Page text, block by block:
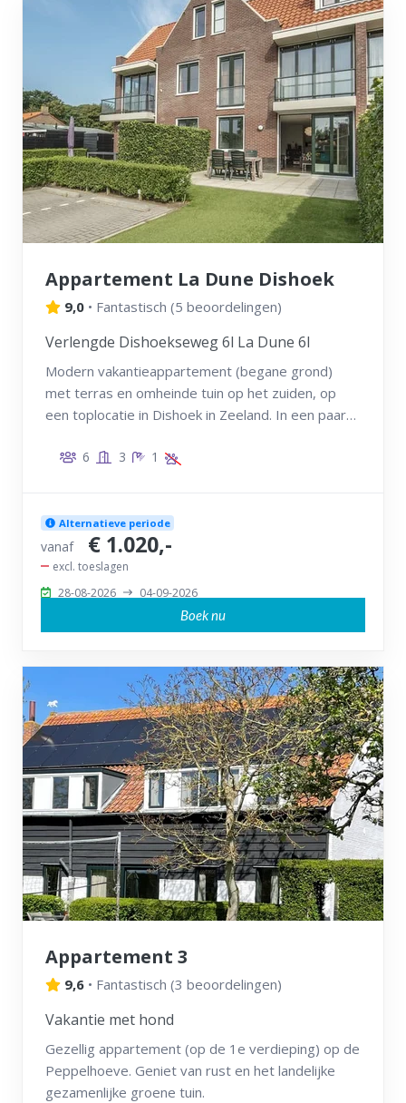
Appartement La Dune Dishoek
9,0 • Fantastisch (5 beoordelingen)
Verlengde Dishoekseweg 6l La Dune 6l
Modern vakantieappartement (begane grond)
met terras en omheinde tuin op het zuiden, op
een toplocatie in Dishoek in Zeeland. In een paar
6 3 1
Alternatieve periode
vanaf € 1.020,-
excl. toeslagen
28-08-2026
04-09-2026
Boek nu
Appartement 3
9,6 • Fantastisch (3 beoordelingen)
Vakantie met hond
Gezellig appartement (op de 1e verdieping) op de
Peppelhoeve. Geniet van rust en het landelijke
gezamenlijke groene tuin.